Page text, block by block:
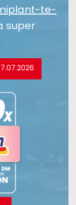
te-
super